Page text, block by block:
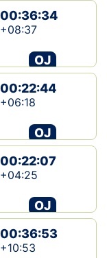
00:36:34
+08:37
OJ
00:22:44
+06:18
OJ
00:22:07
+04:25
OJ
00:36:53
+10:53